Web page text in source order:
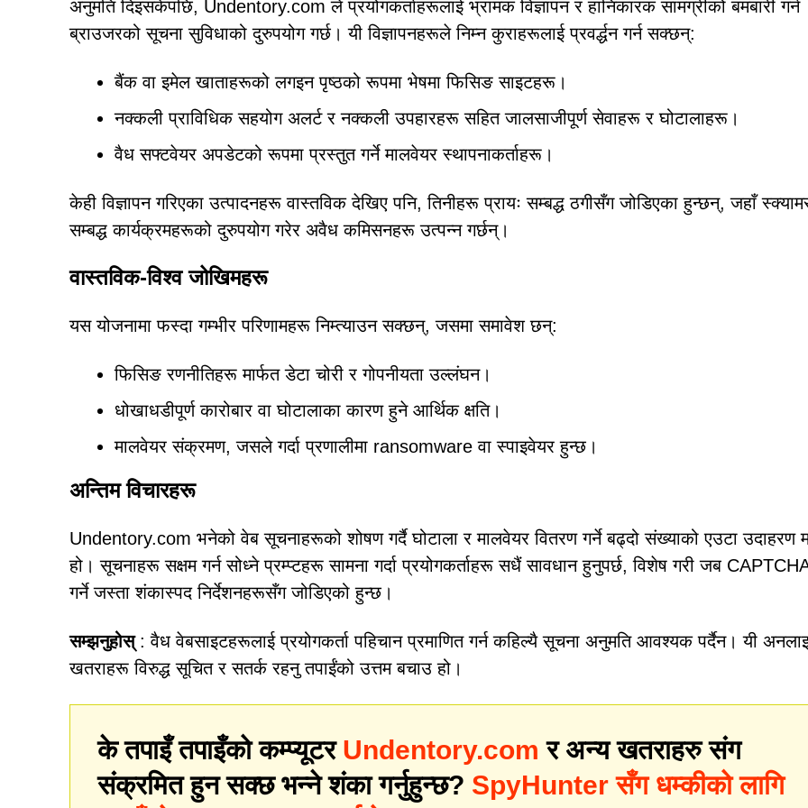
अनुमति दिइसकेपछि, Undentory.com ले प्रयोगकर्ताहरूलाई भ्रामक विज्ञापन र हानिकारक सामग्रीको बमबारी गर्न
ब्राउजरको सूचना सुविधाको दुरुपयोग गर्छ। यी विज्ञापनहरूले निम्न कुराहरूलाई प्रवर्द्धन गर्न सक्छन्:
बैंक वा इमेल खाताहरूको लगइन पृष्ठको रूपमा भेषमा फिसिङ साइटहरू।
नक्कली प्राविधिक सहयोग अलर्ट र नक्कली उपहारहरू सहित जालसाजीपूर्ण सेवाहरू र घोटालाहरू।
वैध सफ्टवेयर अपडेटको रूपमा प्रस्तुत गर्ने मालवेयर स्थापनाकर्ताहरू।
केही विज्ञापन गरिएका उत्पादनहरू वास्तविक देखिए पनि, तिनीहरू प्रायः सम्बद्ध ठगीसँग जोडिएका हुन्छन्, जहाँ
सम्बद्ध कार्यक्रमहरूको दुरुपयोग गरेर अवैध कमिसनहरू उत्पन्न गर्छन्।
वास्तविक-विश्व जोखिमहरू
यस योजनामा फस्दा गम्भीर परिणामहरू निम्त्याउन सक्छन्, जसमा समावेश छन्:
फिसिङ रणनीतिहरू मार्फत डेटा चोरी र गोपनीयता उल्लंघन।
धोखाधडीपूर्ण कारोबार वा घोटालाका कारण हुने आर्थिक क्षति।
मालवेयर संक्रमण, जसले गर्दा प्रणालीमा ransomware वा स्पाइवेयर हुन्छ।
अन्तिम विचारहरू
Undentory.com भनेको वेब सूचनाहरूको शोषण गर्दै घोटाला र मालवेयर वितरण गर्ने बढ्दो संख्याको एउटा उदाहरण
हो। सूचनाहरू सक्षम गर्न सोध्ने प्रम्प्टहरू सामना गर्दा प्रयोगकर्ताहरू सधैं सावधान हुनुपर्छ, विशेष गरी जब
गर्ने जस्ता शंकास्पद निर्देशनहरूसँग जोडिएको हुन्छ।
सम्झनुहोस्: वैध वेबसाइटहरूलाई प्रयोगकर्ता पहिचान प्रमाणित गर्न कहिल्यै सूचना अनुमति आवश्यक पर्दैन। यी
खतराहरू विरुद्ध सूचित र सतर्क रहनु तपाईंको उत्तम बचाउ हो।
के तपाइँ तपाइँको कम्प्यूटर Undentory.com र अन्य खतराहरु संग
संक्रमित हुन सक्छ भन्ने शंका गर्नुहुन्छ? SpyHunter सँग धम्कीको लागि